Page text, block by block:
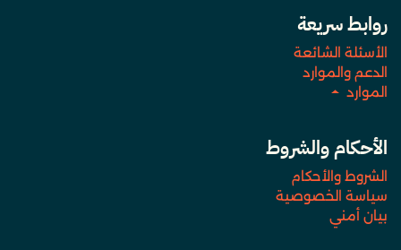
روابط سريعة
الأسئلة الشائعة
الدعم والموارد
الموارد
الأحكام والشروط
الشروط والأحكام
سياسة الخصوصية
بيان أمني